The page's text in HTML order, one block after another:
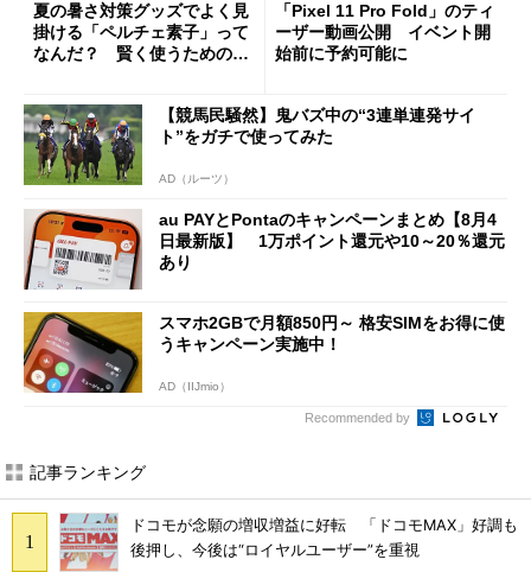
夏の暑さ対策グッズでよく見
掛ける「ペルチェ素子」って
なんだ？ 賢く使うための注
「Pixel 11 Pro Fold」のティ
ーザー動画公開 イベント開
始前に予約可能に
【競馬民騒然】鬼バズ中の“3連単連発サイ
ト”をガチで使ってみた
AD（ルーツ）
au PAYとPontaのキャンペーンまとめ【8月4
日最新版】 1万ポイント還元や10～20％還元
あり
スマホ2GBで月額850円～ 格安SIMをお得に使
うキャンペーン実施中！
AD（IIJmio）
Recommended by
記事ランキング
ドコモが念願の増収増益に好転 「ドコモMAX」好調も
後押し、今後は“ロイヤルユーザー”を重視